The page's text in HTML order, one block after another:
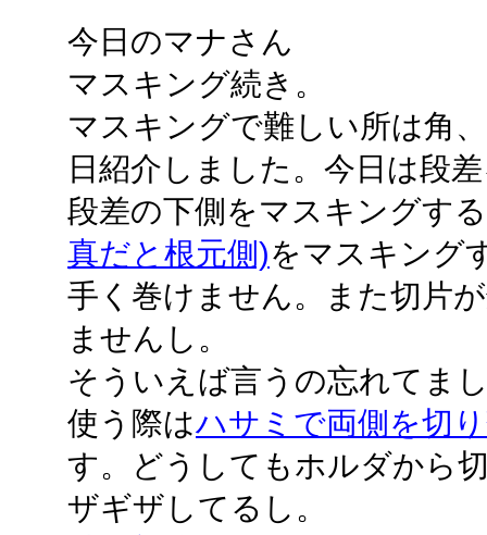
今日のマナさん
マスキング続き。
マスキングで難しい所は角
日紹介しました。今日は段
段差の下側をマスキングす
真だと根元側)をマスキング
手く巻けません。また切片
ませんし。
そういえば言うの忘れてま
使う際はハサミで両側を切
す。どうしてもホルダから
ザギザしてるし。